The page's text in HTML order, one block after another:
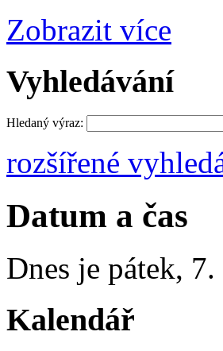
Zobrazit více
Vyhledávání
Hledaný výraz:
rozšířené
Datum a čas
Dnes je pátek, 7.
Kalendář